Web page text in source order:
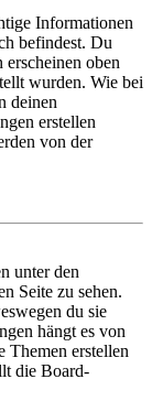
Informationen
befindest. Du
erscheinen oben
wurden. Wie bei
deinen
erstellen
von der
unter den
Seite zu sehen.
du sie
hängt es von
Themen erstellen
die Board-